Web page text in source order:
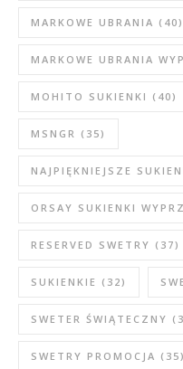
MARKOWE UBRANIA (40)
MARKOWE UBRANIA
MOHITO SUKIENKI (40)
MSNGR (35)
NAJPIĘKNIEJSZE
ORSAY SUKIENKI
RESERVED SWETRY (37)
SUKIENKIE (32)
SWETER ŚWIĄTECZNY
SWETRY PROMOCJA (35)